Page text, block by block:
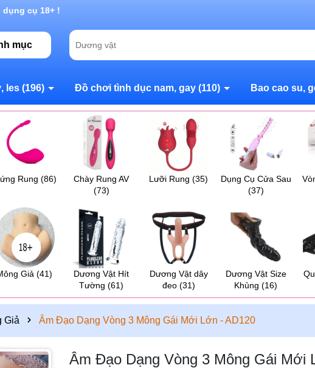
mãi đang chờ đợi bạn
mục
les (196) Đồ chơi tình dục nam, gay (110) Bao cao su,
Rung (86)
Chày Rung AV
(73)
Lưỡi Rung (35)
Dụng Cụ Cửa Sau
(37)
Giả (41)
Dương Vật Hít
Tường (61)
Dương Vật dây
đeo (31)
Dương Vật Size
Khủng (16)
Giả Âm Đạo Dạng Vòng 3 Mông Gái Mới Lớn - AD120
Âm Đạo Dạng Vòng 3 Mông Gái Mới